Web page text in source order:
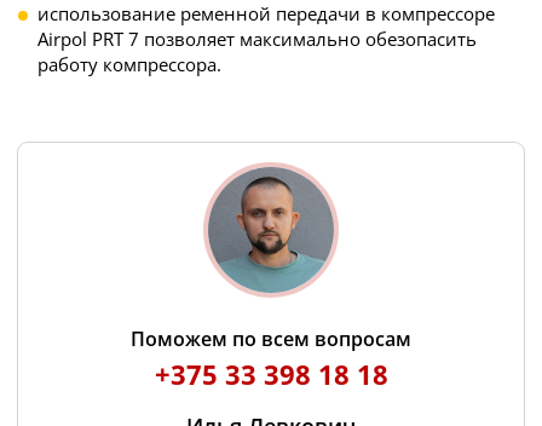
использование ременной передачи в компрессоре
Airpol PRT 7 позволяет максимально обезопасить
работу компрессора.
Поможем по всем вопросам
+375 33 398 18 18